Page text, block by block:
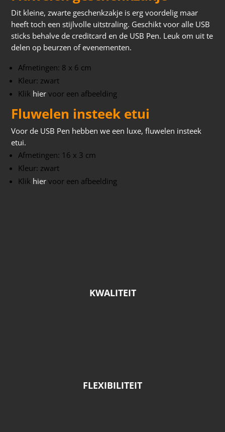
Dit kleine, zwarte geschenkzakje is erg voordelig maar
heeft toch een stijlvolle uitstraling. Geschikt voor alle USB
sticks behalve de creditcard en de USB Pen. Leuk om uit te
delen op beurzen of evenementen.
Afmetingen: 8 x 6 cm
Kleur: zwart
Klik hier voor een afbeelding
Fluwelen insteek etui
Voor de USB Pen hebben we een luxe, fluwelen insteek
etui.
Afmetingen: 16 x 3 cm
Kleur: zwart
Klik hier voor een afbeelding
KWALITEIT
FLEXIBILITEIT